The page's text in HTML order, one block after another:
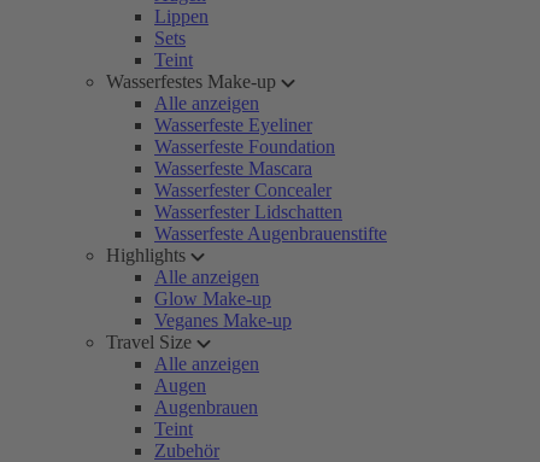
Lippen
Sets
Teint
Wasserfestes Make-up
Alle anzeigen
Wasserfeste Eyeliner
Wasserfeste Foundation
Wasserfeste Mascara
Wasserfester Concealer
Wasserfester Lidschatten
Wasserfeste Augenbrauenstifte
Highlights
Alle anzeigen
Glow Make-up
Veganes Make-up
Travel Size
Alle anzeigen
Augen
Augenbrauen
Teint
Zubehör